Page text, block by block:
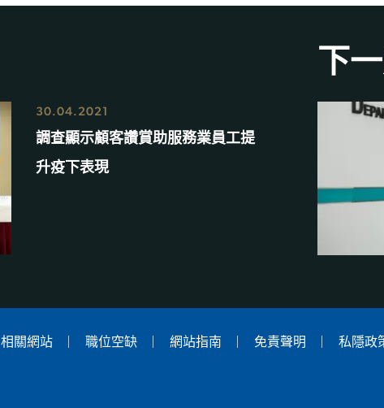
30.04.2021
調查顯示顧客讚賞助服務業員工提
升疫下表現
下
相關網站 職位空缺 網站指南 免責聲明 私隱政